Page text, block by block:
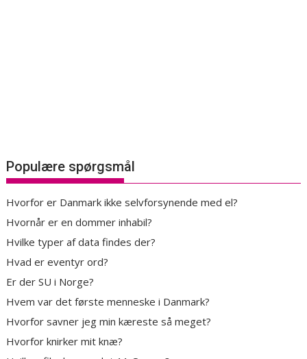
Populære spørgsmål
Hvorfor er Danmark ikke selvforsynende med el?
Hvornår er en dommer inhabil?
Hvilke typer af data findes der?
Hvad er eventyr ord?
Er der SU i Norge?
Hvem var det første menneske i Danmark?
Hvorfor savner jeg min kæreste så meget?
Hvorfor knirker mit knæ?